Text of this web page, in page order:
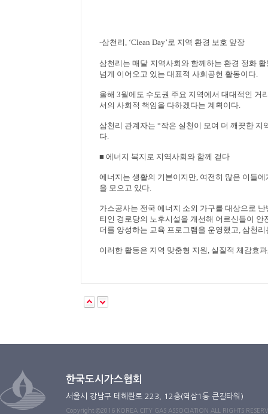
-삼천리, ‘Clean Day’로 지역 환경 보호 앞장
삼천리는 매달 지역사회와 함께하는 환경 정화
넘게 이어오고 있는 대표적 사회공헌 활동이다.
올해 3월에도 수도권 주요 지역에서 대대적인 거
서의 사회적 책임을 다하겠다는 계획이다.
삼천리 관계자는 “작은 실천이 모여 더 깨끗한 지
다.
■ 에너지 복지로 지역사회와 함께 걷다
에너지는 생활의 기본이지만, 여전히 많은 이들
을 모으고 있다.
가스공사는 전국 에너지 소외 가구를 대상으로
티인 경로당의 노후시설을 개선해 어르신들이
더를 양성하는 교육 프로그램을 운영했고, 삼천리
이러한 활동은 지역 맞춤형 지원, 실질적 체감효과
한국도시가스협회
서울시 강남구 테헤란로 223, 12층(역삼1동 큰길타워)
Copyright ©2016 KOREA CITY GAS ASSOCIATION ALL RIGHTS